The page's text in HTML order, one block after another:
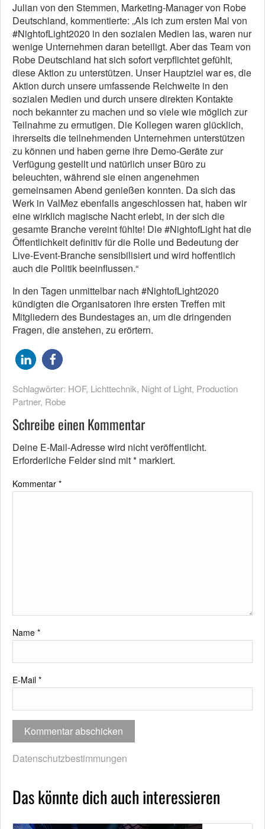
Julian von den Stemmen, Marketing-Manager von Robe
Deutschland, kommentierte: „Als ich zum ersten Mal von
#NightofLight2020 in den sozialen Medien las, waren nur
wenige Unternehmen daran beteiligt. Aber das Team von
Robe Deutschland hat sich sofort verpflichtet gefühlt,
diese Aktion zu unterstützen. Unser Hauptziel war es, die
Aktion durch unsere umfassende Reichweite in den
sozialen Medien und durch unsere direkten Kontakte
noch bekannter zu machen und so viele wie möglich zur
Teilnahme zu ermutigen. Die Kollegen waren glücklich,
ihrerseits die teilnehmenden Unternehmen unterstützen
zu können und haben gerne ihre Demo-Geräte zur
Verfügung gestellt und natürlich unser Büro zu
beleuchten, während sie einen angenehmen
gemeinsamen Abend genießen konnten. Da sich das
Werk in ValMez ebenfalls angeschlossen hat, haben wir
eine wirklich magische Nacht erlebt, in der sich die
gesamte Branche vereint fühlte! Die #NightofLight hat die
Öffentlichkeit definitiv für die Rolle und Bedeutung der
Live-Event-Branche sensibilisiert und wird hoffentlich
auch die Politik beeinflussen.“
In den Tagen unmittelbar nach #NightofLight2020
kündigten die Organisatoren ihre ersten Treffen mit
Mitgliedern des Bundestages an, um die dringenden
Fragen, die anstehen, zu erörtern.
Schlagwörter: HOF, Lichttechnik, Night of Light, Production
Partner, Robe
Schreibe einen Kommentar
Deine E-Mail-Adresse wird nicht veröffentlicht.
Erforderliche Felder sind mit* markiert.
Kommentar *
Name *
E-Mail *
Datenschutzbestimmungen
Das könnte dich auch interessieren